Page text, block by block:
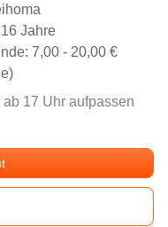
Jahre
7,00 - 20,00 €
17 Uhr aufpassen